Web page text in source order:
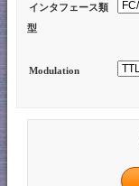
インタフェース類
型
Modulation